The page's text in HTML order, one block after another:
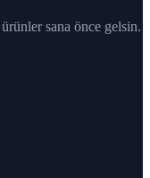
sana önce gelsin.